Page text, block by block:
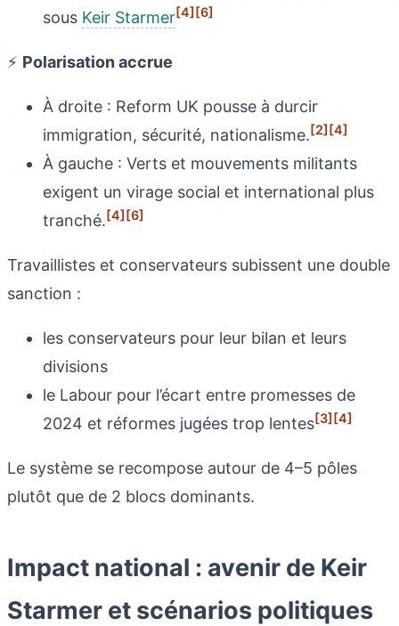
sous Keir Starmer[4][6]
⚡ Polarisation accrue
À droite : Reform UK pousse à durcir
immigration, sécurité, nationalisme.[2][4]
À gauche : Verts et mouvements militants
exigent un virage social et international plus
tranché.[4][6]
Travaillistes et conservateurs subissent une double
sanction :
les conservateurs pour leur bilan et leurs
divisions
le Labour pour l’écart entre promesses de
2024 et réformes jugées trop lentes[3][4]
Le système se recompose autour de 4–5 pôles
plutôt que de 2 blocs dominants.
Impact national : avenir de Keir
Starmer et scénarios politiques